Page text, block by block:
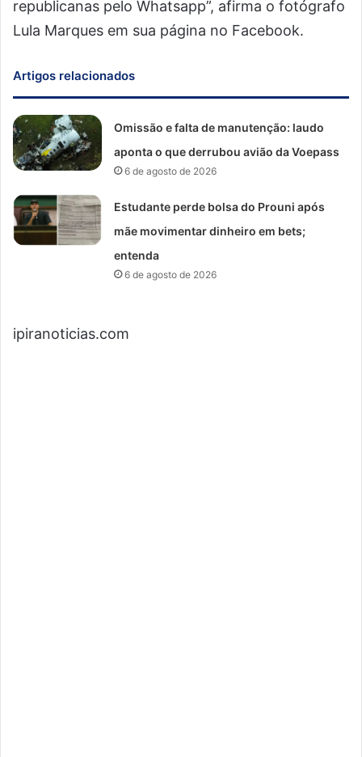
republicanas pelo Whatsapp”, afirma o fotógrafo
Lula Marques em sua página no Facebook.
Artigos relacionados
Omissão e falta de manutenção: laudo
aponta o que derrubou avião da Voepass
6 de agosto de 2026
Estudante perde bolsa do Prouni após
mãe movimentar dinheiro em bets;
entenda
6 de agosto de 2026
ipiranoticias.com